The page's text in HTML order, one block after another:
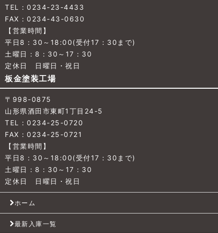
TEL：0234-23-4433
FAX：0234-43-0630
【営業時間】
平日8：30～18:00(受付17：30まで)
土曜日：8：30～17：30
定休日 日曜日・祝日
板金塗装工場
〒998-0875
山形県酒田市東町1丁目24-5
TEL：0234-25-0720
FAX：0234-25-0721
【営業時間】
平日8：30～18:00(受付17：30まで)
土曜日：8：30～17：30
定休日 日曜日・祝日
ホーム
最新入庫一覧